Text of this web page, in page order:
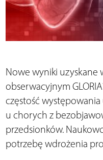
Nowe wyniki uzyskane
obserwacyjnym
częstość
u chorych z
przedsionków.
potrzebę wdrożenia